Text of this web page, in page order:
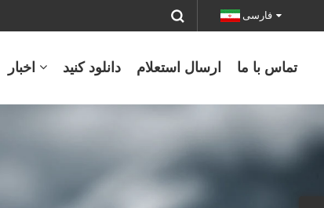
فارسی
اخبار دانلود کنید ارسال استعلام تماس با ما